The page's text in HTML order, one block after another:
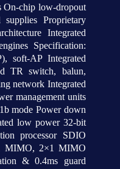
On-chip low-dropout
Proprietary
Integrated
Specification:
soft-AP Integrated
TR switch, balun,
network Integrated
management units
mode Power down
low power 32-bit
processor SDIO
MIMO, 2×1 MIMO
& 0.4ms guard